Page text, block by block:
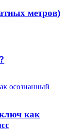
метров)
ключ как